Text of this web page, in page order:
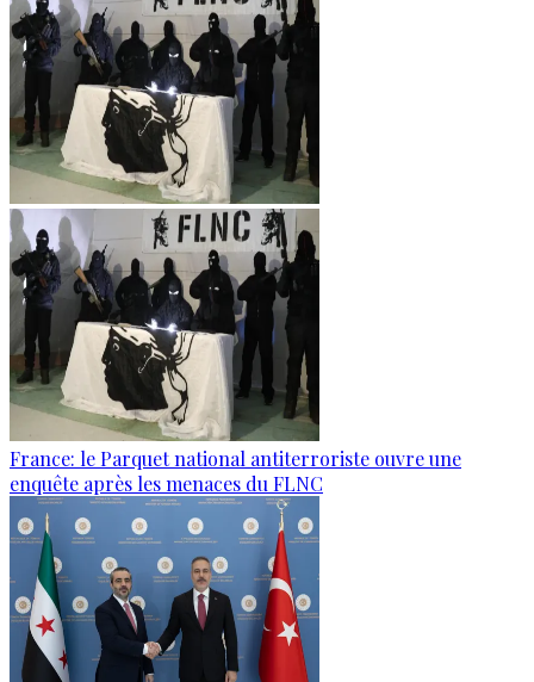
France: le Parquet national antiterroriste ouvre une
enquête après les menaces du FLNC